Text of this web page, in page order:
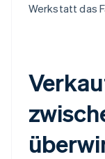
Werkstatt das